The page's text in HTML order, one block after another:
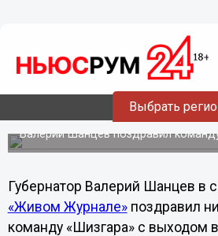
Выбрать
20.12.201316:03
Нижегородская команда
вышла в Высшую лигу
Валерий Шанцев поздравил
Губернатор Валерий Шанцев в
«Живом Журнале»поздравил
команду «Шизгара» с выходом